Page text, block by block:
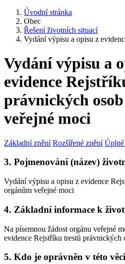
Úvodní stránka
Obec
Řešení životních situací
Vydání výpisu a opisu z
Vydání výpisu a
evidence
právnických
veřejné moci
Základní znění Rozšířené znění
3. Pojmenování (název)
Vydání výpisu a opisu z evidence
orgánům veřejné moci
4. Základní informace k
Na písemnou žádost orgánu veřejné
evidence Rejstříku trestů právnických
5. Kdo je oprávněn v této